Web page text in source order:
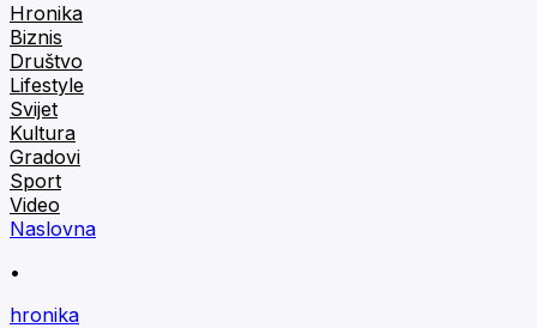
Hronika
Biznis
Društvo
Lifestyle
Svijet
Kultura
Gradovi
Sport
Video
Naslovna
•
hronika